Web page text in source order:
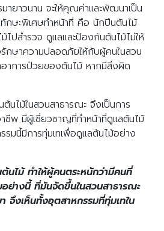
ายาวนาน จะให้คุณค่าและพัฒนาเป็น
กษะพิเศษทำหน้าที่ คือ นักปีนต้นไม้
ไปสำรวจ ดูแลและป้องกันต้นไม้ไม่ให้
กษาความปลอดภัยให้กับผู้คนในสวน
าการป่วยของต้นไม้ หากมีสิ่งผิด
นไม้ในสวนสาธารณะ จึงเป็นการ
ชีพ มีผู้เชี่ยวชาญที่ทำหน้าที่ดูแลต้นไม้
รมนี้มีการทุ่มเทเพื่อดูแลต้นไม้อย่าง
ต้นไม้ ทำให้ผู้คนตระหนักว่ามีคนที่
ย่างนี้ ที่มันจัดขึ้นในสวนสาธารณะ
จึงเห็นทั้งอุตสาหกรรมที่ทุ่มเทใน